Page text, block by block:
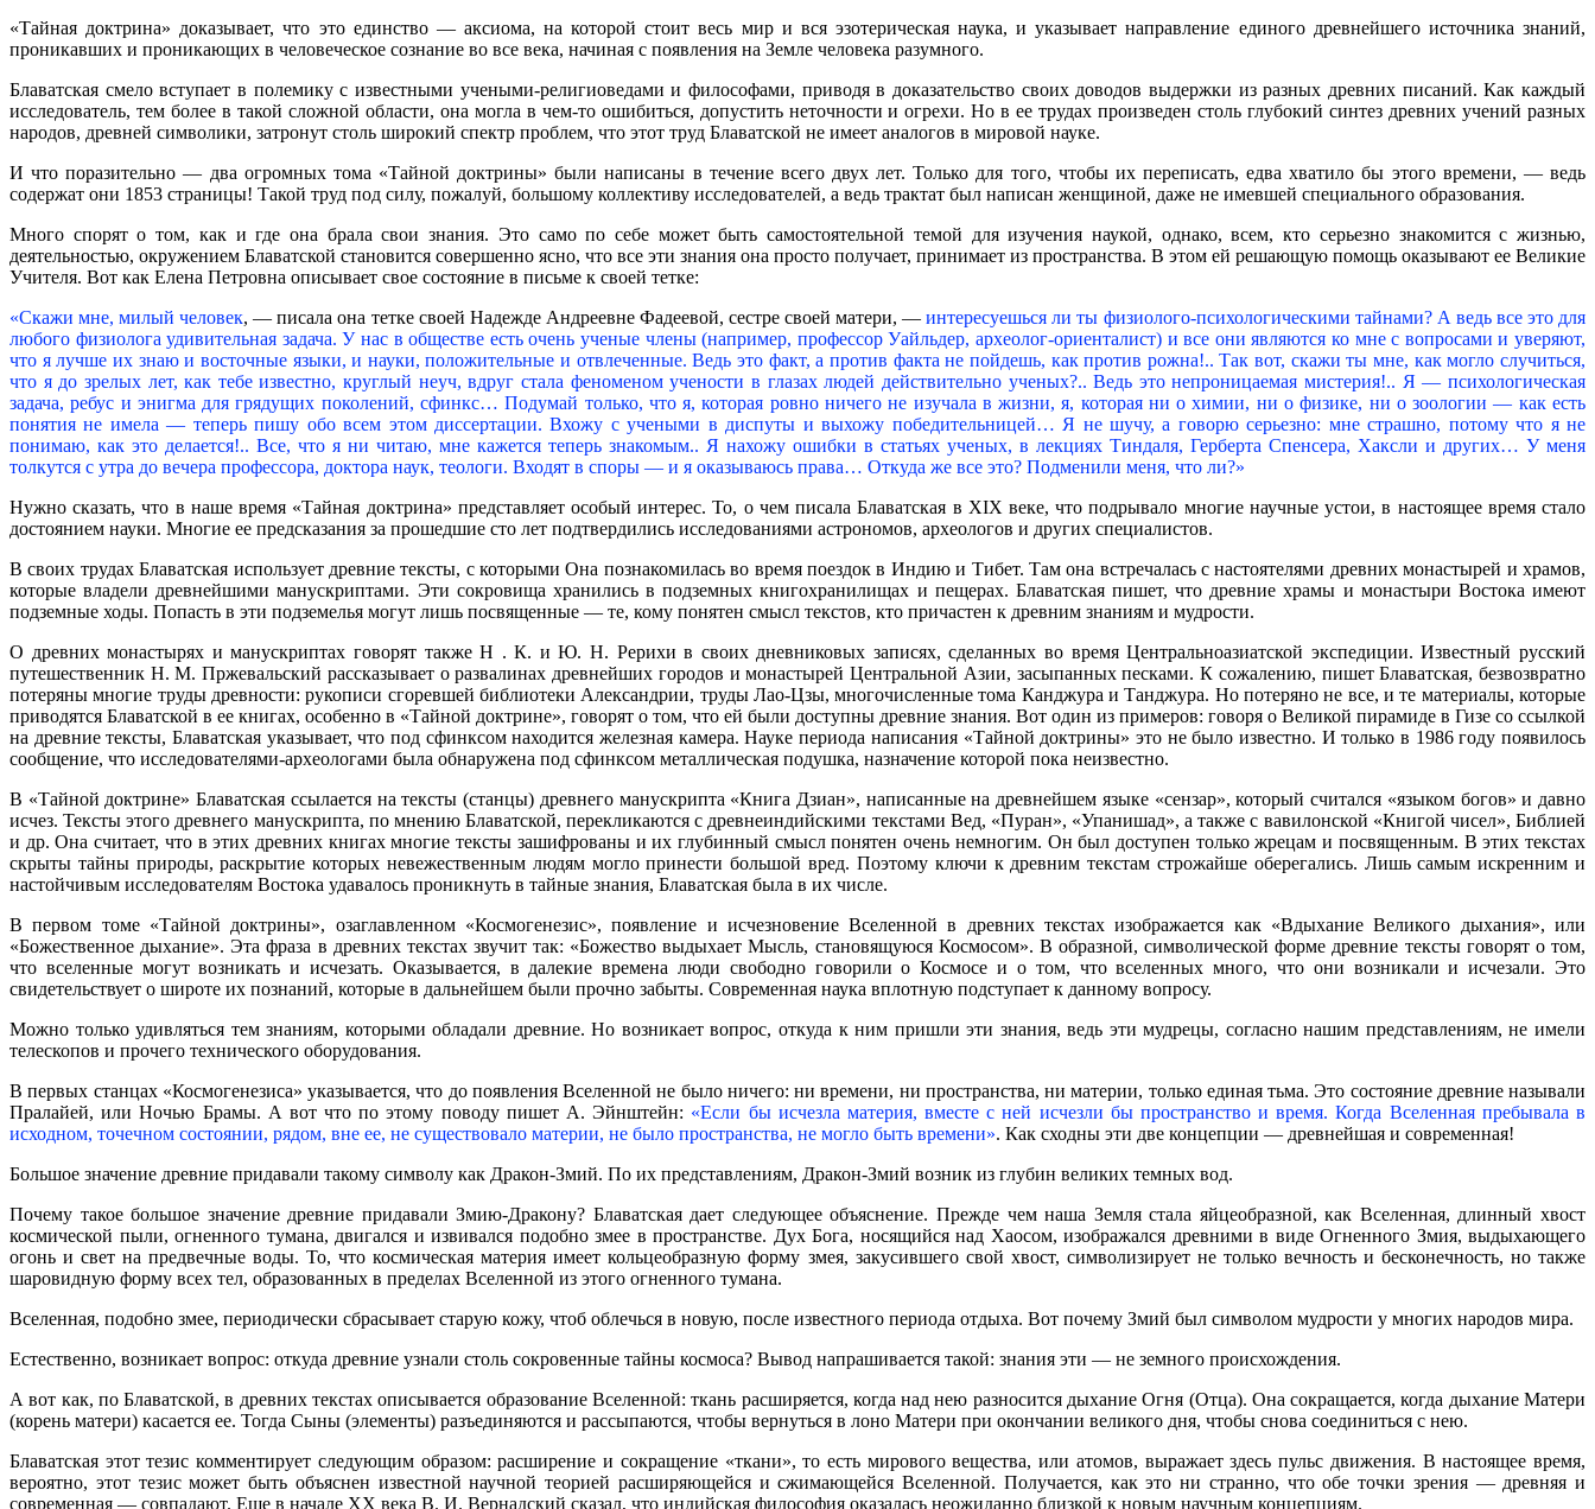
«Тайная доктрина» доказывает, что это единство — аксиома, на которой стоит весь мир и вся эзотерическая наука, и указывает направление единого древнейшего источника знаний,
проникавших и проникающих в человеческое сознание во все века, начиная с появления на Земле человека разумного.
Блаватская смело вступает в полемику с известными учеными-религиоведами и философами, приводя в доказательство своих доводов выдержки из разных древних писаний. Как каждый
исследователь, тем более в такой сложной области, она могла в чем-то ошибиться, допустить неточности и огрехи. Но в ее трудах произведен столь глубокий синтез древних учений разных
народов, древней символики, затронут столь широкий спектр проблем, что этот труд Блаватской не имеет аналогов в мировой науке.
И что поразительно — два огромных тома «Тайной доктрины» были написаны в течение всего двух лет. Только для того, чтобы их переписать, едва хватило бы этого времени, — ведь
содержат они 1853 страницы! Такой труд под силу, пожалуй, большому коллективу исследователей, а ведь трактат был написан женщиной, даже не имевшей специального образования.
Много спорят о том, как и где она брала свои знания. Это само по себе может быть самостоятельной темой для изучения наукой, однако, всем, кто серьезно знакомится с жизнью,
деятельностью, окружением Блаватской становится совершенно ясно, что все эти знания она просто получает, принимает из пространства. В этом ей решающую помощь оказывают ее Великие
Учителя. Вот как Елена Петровна описывает свое состояние в письме к своей тетке:
«Скажи мне, милый человек, — писала она тетке своей Надежде Андреевне Фадеевой, сестре своей матери, —интересуешься ли ты физиолого-психологическими тайнами? А ведь все это для
любого физиолога удивительная задача. У нас в обществе есть очень ученые члены (например, профессор Уайльдер, археолог-ориенталист) и все они являются ко мне с вопросами и уверяют,
что я лучше их знаю и восточные языки, и науки, положительные и отвлеченные. Ведь это факт, а против факта не пойдешь, как против рожна!.. Так вот, скажи ты мне, как могло случиться,
что я до зрелых лет, как тебе известно, круглый неуч, вдруг стала феноменом учености в глазах людей действительно ученых?.. Ведь это непроницаемая мистерия!.. Я — психологическая
задача, ребус и энигма для грядущих поколений, сфинкс… Подумай только, что я, которая ровно ничего не изучала в жизни, я, которая ни о химии, ни о физике, ни о зоологии — как есть
понятия не имела — теперь пишу обо всем этом диссертации. Вхожу с учеными в диспуты и выхожу победительницей… Я не шучу, а говорю серьезно: мне страшно, потому что я не
понимаю, как это делается!.. Все, что я ни читаю, мне кажется теперь знакомым.. Я нахожу ошибки в статьях ученых, в лекциях Тиндаля, Герберта Спенсера, Хаксли и других… У меня
толкутся с утра до вечера профессора, доктора наук, теологи. Входят в споры — и я оказываюсь права… Откуда же все это? Подменили меня, что ли?»
Нужно сказать, что в наше время «Тайная доктрина» представляет особый интерес. То, о чем писала Блаватская в XIX веке, что подрывало многие научные устои, в настоящее время стало
достоянием науки. Многие ее предсказания за прошедшие сто лет подтвердились исследованиями астрономов, археологов и других специалистов.
В своих трудах Блаватская использует древние тексты, с которыми Она познакомилась во время поездок в Индию и Тибет. Там она встречалась с настоятелями древних монастырей и храмов,
которые владели древнейшими манускриптами. Эти сокровища хранились в подземных книгохранилищах и пещерах. Блаватская пишет, что древние храмы и монастыри Востока имеют
подземные ходы. Попасть в эти подземелья могут лишь посвященные — те, кому понятен смысл текстов, кто причастен к древним знаниям и мудрости.
О древних монастырях и манускриптах говорят также H . К. и Ю. Н. Рерихи в своих дневниковых записях, сделанных во время Центральноазиатской экспедиции. Известный русский
путешественник H. M. Пржевальский рассказывает о развалинах древнейших городов и монастырей Центральной Азии, засыпанных песками. К сожалению, пишет Блаватская, безвозвратно
потеряны многие труды древности: рукописи сгоревшей библиотеки Александрии, труды Лао-Цзы, многочисленные тома Канджура и Танджура. Но потеряно не все, и те материалы, которые
приводятся Блаватской в ее книгах, особенно в «Тайной доктрине», говорят о том, что ей были доступны древние знания. Вот один из примеров: говоря о Великой пирамиде в Гизе со ссылкой
на древние тексты, Блаватская указывает, что под сфинксом находится железная камера. Науке периода написания «Тайной доктрины» это не было известно. И только в 1986 году появилось
сообщение, что исследователями-археологами была обнаружена под сфинксом металлическая подушка, назначение которой пока неизвестно.
В «Тайной доктрине» Блаватская ссылается на тексты (станцы) древнего манускрипта «Книга Дзиан», написанные на древнейшем языке «сензар», который считался «языком богов» и давно
исчез. Тексты этого древнего манускрипта, по мнению Блаватской, перекликаются с древнеиндийскими текстами Вед, «Пуран», «Упанишад», а также с вавилонской «Книгой чисел», Библией
и др. Она считает, что в этих древних книгах многие тексты зашифрованы и их глубинный смысл понятен очень немногим. Он был доступен только жрецам и посвященным. В этих текстах
скрыты тайны природы, раскрытие которых невежественным людям могло принести большой вред. Поэтому ключи к древним текстам строжайше оберегались. Лишь самым искренним и
настойчивым исследователям Востока удавалось проникнуть в тайные знания, Блаватская была в их числе.
В первом томе «Тайной доктрины», озаглавленном «Космогенезис», появление и исчезновение Вселенной в древних текстах изображается как «Вдыхание Великого дыхания», или
«Божественное дыхание». Эта фраза в древних текстах звучит так: «Божество выдыхает Мысль, становящуюся Космосом». В образной, символической форме древние тексты говорят о том,
что вселенные могут возникать и исчезать. Оказывается, в далекие времена люди свободно говорили о Космосе и о том, что вселенных много, что они возникали и исчезали. Это
свидетельствует о широте их познаний, которые в дальнейшем были прочно забыты. Современная наука вплотную подступает к данному вопросу.
Можно только удивляться тем знаниям, которыми обладали древние. Но возникает вопрос, откуда к ним пришли эти знания, ведь эти мудрецы, согласно нашим представлениям, не имели
телескопов и прочего технического оборудования.
В первых станцах «Космогенезиса» указывается, что до появления Вселенной не было ничего: ни времени, ни пространства, ни материи, только единая тьма. Это состояние древние называли
Пралайей, или Ночью Брамы. А вот что по этому поводу пишет А. Эйнштейн: «Если бы исчезла материя, вместе с ней исчезли бы пространство и время. Когда Вселенная пребывала в
исходном, точечном состоянии, рядом, вне ее, не существовало материи, не было пространства, не могло быть времени». Как сходны эти две концепции — древнейшая и современная!
Большое значение древние придавали такому символу как Дракон-Змий. По их представлениям, Дракон-Змий возник из глубин великих темных вод.
Почему такое большое значение древние придавали Змию-Дракону? Блаватская дает следующее объяснение. Прежде чем наша Земля стала яйцеобразной, как Вселенная, длинный хвост
космической пыли, огненного тумана, двигался и извивался подобно змее в пространстве. Дух Бога, носящийся над Хаосом, изображался древними в виде Огненного Змия, выдыхающего
огонь и свет на предвечные воды. То, что космическая материя имеет кольцеобразную форму змея, закусившего свой хвост, символизирует не только вечность и бесконечность, но также
шаровидную форму всех тел, образованных в пределах Вселенной из этого огненного тумана.
Вселенная, подобно змее, периодически сбрасывает старую кожу, чтоб облечься в новую, после известного периода отдыха. Вот почему Змий был символом мудрости у многих народов мира.
Естественно, возникает вопрос: откуда древние узнали столь сокровенные тайны космоса? Вывод напрашивается такой: знания эти — не земного происхождения.
А вот как, по Блаватской, в древних текстах описывается образование Вселенной: ткань расширяется, когда над нею разносится дыхание Огня (Отца). Она сокращается, когда дыхание Матери
(корень матери) касается ее. Тогда Сыны (элементы) разъединяются и рассыпаются, чтобы вернуться в лоно Матери при окончании великого дня, чтобы снова соединиться с нею.
Блаватская этот тезис комментирует следующим образом: расширение и сокращение «ткани», то есть мирового вещества, или атомов, выражает здесь пульс движения. В настоящее время,
вероятно, этот тезис может быть объяснен известной научной теорией расширяющейся и сжимающейся Вселенной. Получается, как это ни странно, что обе точки зрения — древняя и
современная — совпадают. Еще в начале XX века В. И. Вернадский сказал, что индийская философия оказалась неожиданно близкой к новым научным концепциям.